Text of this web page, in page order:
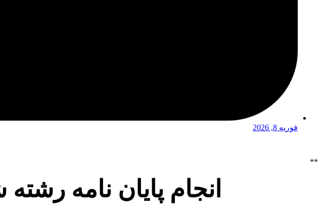
فوریه 8, 2026
**
انجام پایان نامه